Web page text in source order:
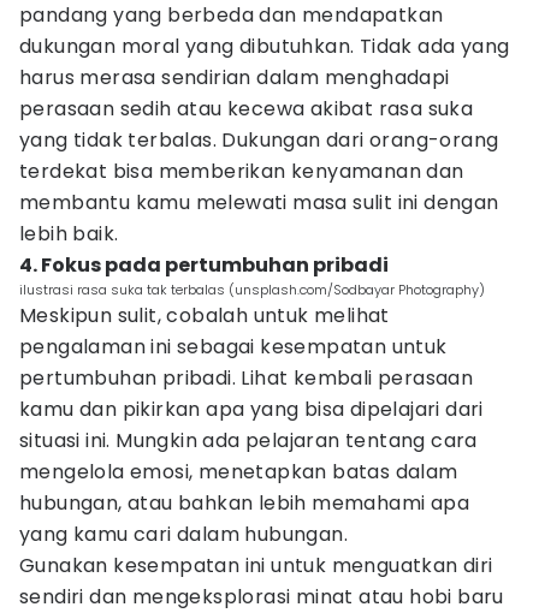
pandang yang berbeda dan mendapatkan
dukungan moral yang dibutuhkan. Tidak ada yang
harus merasa sendirian dalam menghadapi
perasaan sedih atau kecewa akibat rasa suka
yang tidak terbalas. Dukungan dari orang-orang
terdekat bisa memberikan kenyamanan dan
membantu kamu melewati masa sulit ini dengan
lebih baik.
4. Fokus pada pertumbuhan pribadi
ilustrasi rasa suka tak terbalas (unsplash.com/Sodbayar Photography)
Meskipun sulit, cobalah untuk melihat
pengalaman ini sebagai kesempatan untuk
pertumbuhan pribadi. Lihat kembali perasaan
kamu dan pikirkan apa yang bisa dipelajari dari
situasi ini. Mungkin ada pelajaran tentang cara
mengelola emosi, menetapkan batas dalam
hubungan, atau bahkan lebih memahami apa
yang kamu cari dalam hubungan.
Gunakan kesempatan ini untuk menguatkan diri
sendiri dan mengeksplorasi minat atau hobi baru